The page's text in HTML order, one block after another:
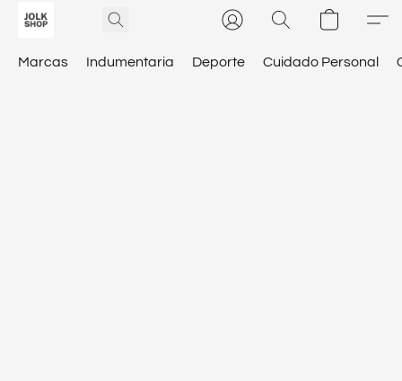
Marcas Indumentaria Deporte Cuidado Personal